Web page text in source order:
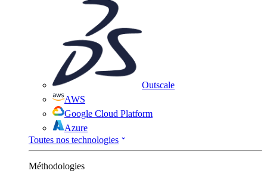
Outscale
AWS
Google Cloud Platform
Azure
Toutes nos technologies
Méthodologies